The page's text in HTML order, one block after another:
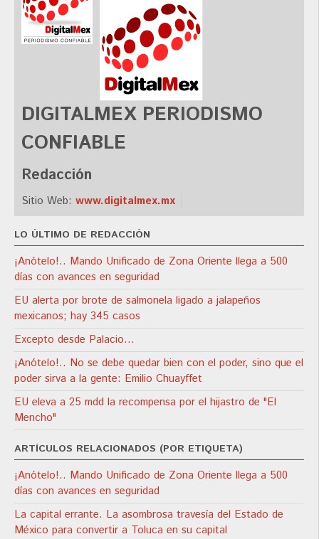
DIGITALMEX PERIODISMO
CONFIABLE
Redacción
Sitio Web: www.digitalmex.mx
LO ÚLTIMO DE REDACCIÓN
¡Anótelo!.. Mando Unificado de Zona Oriente llega a 500
días con avances en seguridad
EU alerta por brote de salmonela ligado a jalapeños
mexicanos; hay 345 casos
Excepto desde Palacio…
¡Anótelo!.. No se debe quedar bien con el poder, sino que el
poder sirva a la gente: Emilio Chuayffet
EU eleva a 25 mdd la recompensa por el hijastro de "El
Mencho"
ARTÍCULOS RELACIONADOS (POR ETIQUETA)
¡Anótelo!.. Mando Unificado de Zona Oriente llega a 500
días con avances en seguridad
La capital errante. La asombrosa travesía del Estado de
México para convertir a Toluca en su capital